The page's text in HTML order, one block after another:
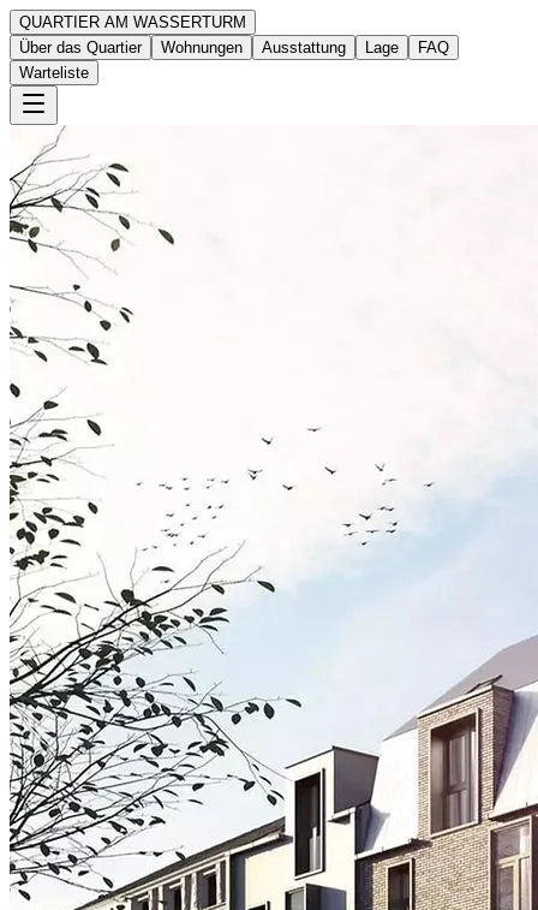
QUARTIER AM WASSERTURM
Über das Quartier
Wohnungen Ausstattung Lage
FAQ
Warteliste